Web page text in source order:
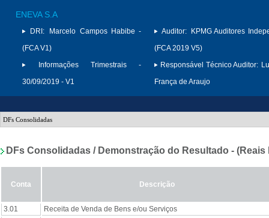
ENEVA S.A
DRI:
Marcelo Campos Habibe -
(FCA V1)
Informações Trimestrais -
30/09/2019 - V1
Auditor:
KPMG Auditores
(FCA 2019 V5)
Responsável Técnico Auditor:
França de Araujo